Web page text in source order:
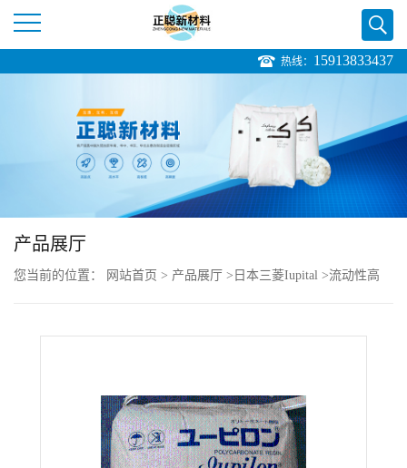
公
热线： 15913833437
产品展厅
您当前的位置： 网站首页 > 产品展厅 > 日本三菱Iupital >流动性高